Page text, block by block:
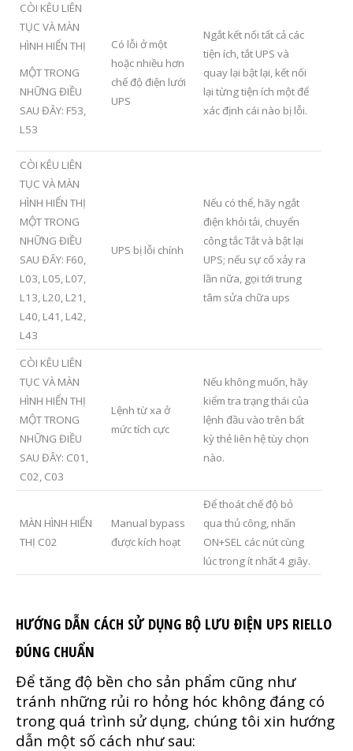
CÒI KÊU LIÊN
TỤC VÀ MÀN
HÌNH HIỂN THỊ
MỘT TRONG
NHỮNG ĐIỀU
SAU ĐÂY: F53,
L53
Có lỗi ở một
hoặc nhiều hơn
chế độ điện lưới
UPS
Ngắt kết nối tất cả các
tiện ích, tắt UPS và
quay lại bật lại, kết nối
lại từng tiện ích một để
xác định cái nào bị lỗi.
CÒI KÊU LIÊN
TỤC VÀ MÀN
HÌNH HIỂN THỊ
MỘT TRONG
NHỮNG ĐIỀU
SAU ĐÂY: F60,
L03, L05, L07,
L13, L20, L21,
L40, L41, L42,
L43
UPS bị lỗi chính
Nếu có thể, hãy ngắt
điện khỏi tải, chuyển
công tắc Tắt và bật lại
UPS; nếu sự cố xảy ra
lần nữa, gọi tới trung
tâm sửa chữa ups
CÒI KÊU LIÊN
TỤC VÀ MÀN
HÌNH HIỂN THỊ
MỘT TRONG
NHỮNG ĐIỀU
SAU ĐÂY: C01,
C02, C03
Lệnh từ xa ở
mức tích cực
Nếu không muốn, hãy
kiểm tra trạng thái của
lệnh đầu vào trên bất
kỳ thẻ liên hệ tùy chọn
nào.
MÀN HÌNH HIỂN
THỊ C02
Manual bypass
được kích hoạt
Để thoát chế độ bỏ
qua thủ công, nhấn
ON+SEL các nút cùng
lúc trong ít nhất 4 giây.
HƯỚNG DẪN CÁCH SỬ DỤNG BỘ LƯU ĐIỆN UPS RIELLO
ĐÚNG CHUẨN
Để tăng độ bền cho sản phẩm cũng như
tránh những rủi ro hỏng hóc không đáng có
trong quá trình sử dụng, chúng tôi xin hướng
dẫn một số cách như sau: